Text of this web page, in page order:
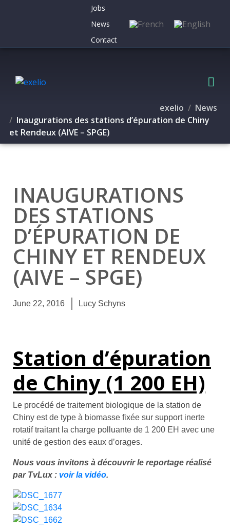
Jobs
News
Contact
exelio
News
Inaugurations des stations d’épuration de Chiny
et Rendeux (AIVE – SPGE)
INAUGURATIONS
DES STATIONS
D’ÉPURATION DE
CHINY ET RENDEUX
(AIVE – SPGE)
June 22, 2016 Lucy Schyns
Station d’épuration
de Chiny (1 200 EH)
Le procédé de traitement biologique de la station de
Chiny est de type à biomasse fixée sur support inerte
rotatif traitant la charge polluante de 1 200 EH avec une
unité de gestion des eaux d’orages.
Nous vous invitons à découvrir le reportage réalisé
par TvLux : voir la vidéo.